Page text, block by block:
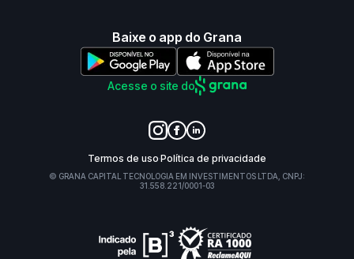
Baixe o app do Grana
Acesse o site do
Termos de uso Política de privacidade
© GRANA CAPITAL TECNOLOGIA EM INVESTIMENTOS LTDA, CNPJ:
31.558.221/0001-03